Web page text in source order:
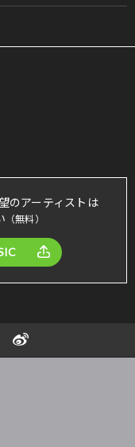
のアーティストは
（無料）